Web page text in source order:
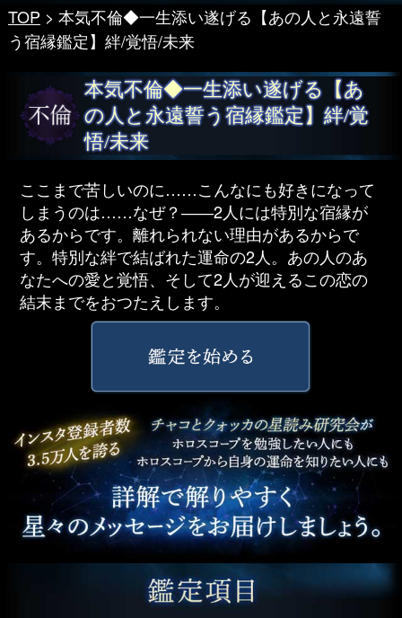
TOP > 本気不倫◆一生添い遂げる【あの人と永遠誓
う宿縁鑑定】絆/覚悟/未来
本気不倫◆一生添い遂げる【あ
の人と永遠誓う宿縁鑑定】絆/覚
悟/未来
ここまで苦しいのに……こんなにも好きになって
しまうのは……なぜ？――2人には特別な宿縁が
あるからです。離れられない理由があるからで
す。特別な絆で結ばれた運命の2人。あの人のあ
なたへの愛と覚悟、そして2人が迎えるこの恋の
結末までをおつたえします。